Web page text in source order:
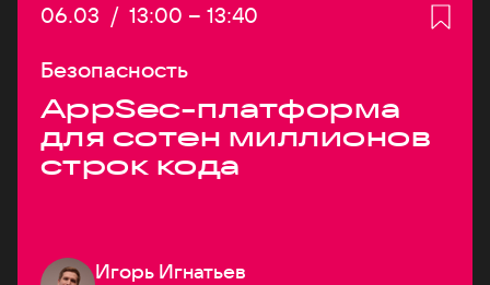
Дата:
06.03 / Начало:
13:00 – Конец:
13:40
Безопасность
AppSec-платформа
для сотен миллионов
строк кода
Игорь Игнатьев